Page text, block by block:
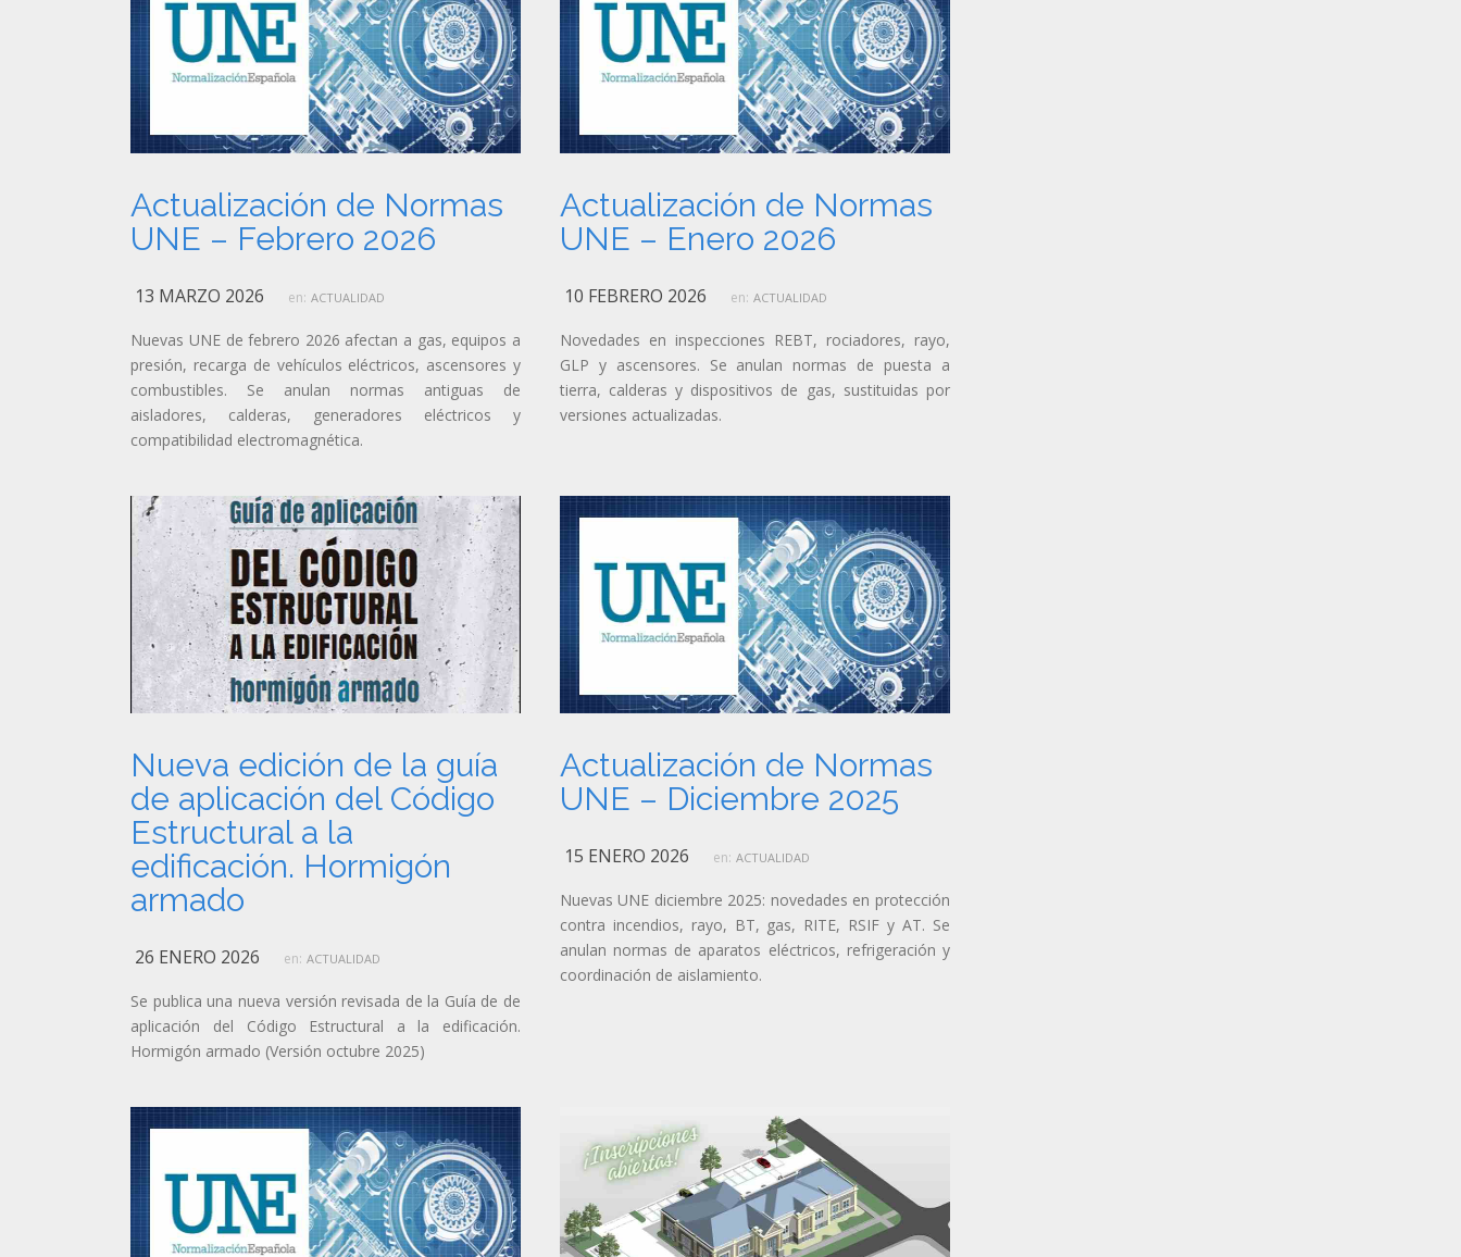
Actualización de Normas
UNE – Febrero 2026
13 MARZO 2026 en: ACTUALIDAD
Nuevas UNE de febrero 2026 afectan a gas, equipos a
presión, recarga de vehículos eléctricos, ascensores y
combustibles. Se anulan normas antiguas de
aisladores, calderas, generadores eléctricos y
compatibilidad electromagnética.
Actualización de Normas
UNE – Enero 2026
10 FEBRERO 2026 en: ACTUALIDAD
Novedades en inspecciones REBT, rociadores, rayo,
GLP y ascensores. Se anulan normas de puesta a
tierra, calderas y dispositivos de gas, sustituidas por
versiones actualizadas.
Nueva edición de la guía
de aplicación del Código
Estructural a la
edificación. Hormigón
armado
26 ENERO 2026 en: ACTUALIDAD
Se publica una nueva versión revisada de la Guía de de
aplicación del Código Estructural a la edificación.
Hormigón armado (Versión octubre 2025)
Actualización de Normas
UNE – Diciembre 2025
15 ENERO 2026 en: ACTUALIDAD
Nuevas UNE diciembre 2025: novedades en protección
contra incendios, rayo, BT, gas, RITE, RSIF y AT. Se
anulan normas de aparatos eléctricos, refrigeración y
coordinación de aislamiento.